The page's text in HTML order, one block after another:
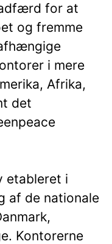
for at
og fremme
i mere
Afrika,
det
etableret i
af de nationale
Kontorerne